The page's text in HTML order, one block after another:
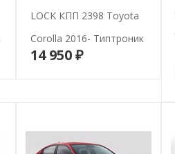
LOCK КПП 2398 Toyota
Corolla 2016- Типтроник
14 950 ₽В корзину